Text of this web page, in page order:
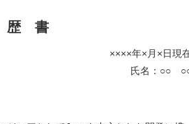
書
××××年×月×日現
氏名：○○